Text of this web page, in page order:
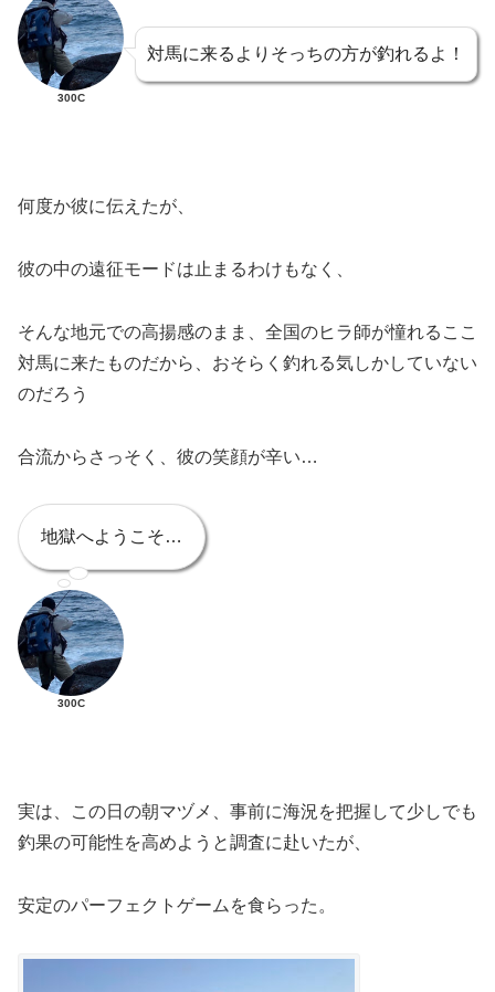
300C
対馬に来るよりそっちの方が釣れるよ！
何度か彼に伝えたが、
彼の中の遠征モードは止まるわけもなく、
そんな地元での高揚感のまま、全国のヒラ師が憧れるここ
対馬に来たものだから、おそらく釣れる気しかしていない
のだろう
合流からさっそく、彼の笑顔が辛い…
地獄へようこそ…
300C
実は、この日の朝マヅメ、事前に海況を把握して少しでも
釣果の可能性を高めようと調査に赴いたが、
安定のパーフェクトゲームを食らった。